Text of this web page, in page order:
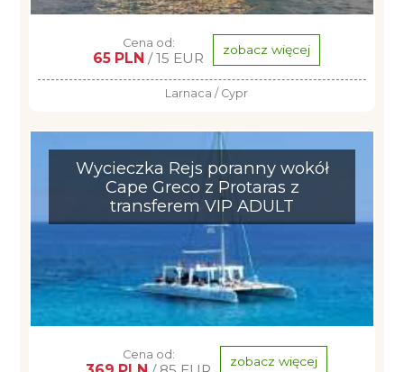
Cena od:
65 PLN / 15 EUR zobacz więcej
Larnaca / Cypr
Wycieczka Rejs poranny wokół
Cape Greco z Protaras z
transferem VIP ADULT
Cena od: zobacz więcej